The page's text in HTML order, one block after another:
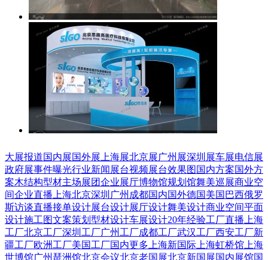
大展报道国内展国外展 上海展北京展广州展深圳展车展电信展
政府展事件曝光行业新闻 展台视频展台效果图 国内方案国外方
案木结构型材主场展团企业展厅博物馆规划馆舞美巡展商业空
间企业直播 上海北京深圳 广州 成都国内国外德国美国 巴西俄罗
斯访谈直播接单设计展台设计展厅设计舞美设计商业空间平面
设计施工图文案策划 型材设计车展设计20年经验工厂直播 上海
工厂北京工厂深圳工厂广州工厂成都工厂武汉工厂西安工厂新
疆工厂欧洲工厂美国工厂国内更多 上海新国际 上海虹桥馆 上海
世博馆广州琶洲馆北京会议北京老国展北京新国展国内展馆国